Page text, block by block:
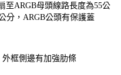
至ARGB母頭線路長度為55公
分，ARGB公頭有保護蓋
框側邊有加強肋條